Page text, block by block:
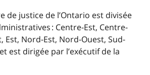
de justice de l’Ontario est divisée
: Centre-Est, Centre-
Est, Nord-Est, Nord-Ouest, Sud-
est dirigée par l’exécutif de la